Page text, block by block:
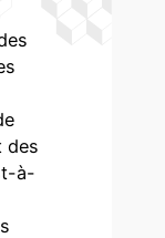
des
à-